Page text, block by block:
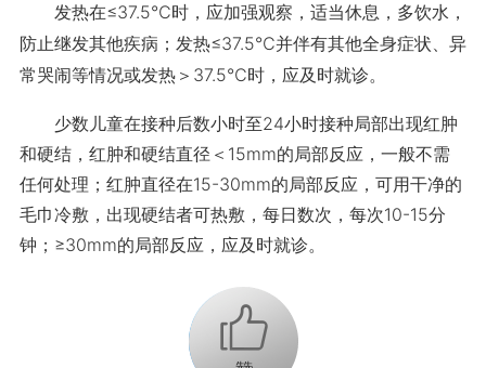
发热在≤37.5℃时，应加强观察，适当休息，多饮水，
防止继发其他疾病；发热≤37.5℃并伴有其他全身症状、异
常哭闹等情况或发热＞37.5℃时，应及时就诊。
少数儿童在接种后数小时至24小时接种局部出现红肿
和硬结，红肿和硬结直径＜15mm的局部反应，一般不需
任何处理；红肿直径在15-30mm的局部反应，可用干净的
毛巾冷敷，出现硬结者可热敷，每日数次，每次10-15分
钟；≥30mm的局部反应，应及时就诊。
+1